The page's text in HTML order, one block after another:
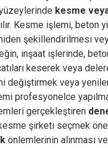
kesme
Kesme işlemi, beton
şekillendirilmesi
inşaat işlerinde,
keserek veya
değiştirmek veya
profesyonelce
gerçekleştiren
şirketi seçmek
önlemlerinin alınması